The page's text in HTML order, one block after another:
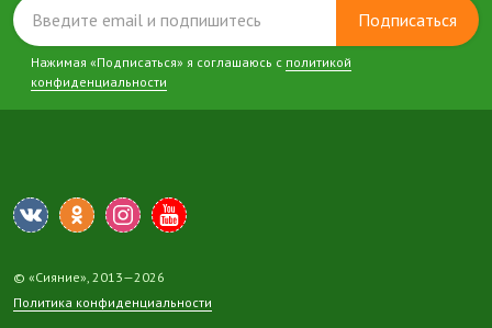
Подписаться
Нажимая «Подписаться» я соглашаюсь с политикой
конфиденциальности
© «Сияние», 2013—2026
Политика конфиденциальности